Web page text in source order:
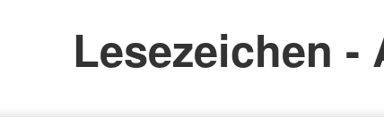
Lesezeichen -